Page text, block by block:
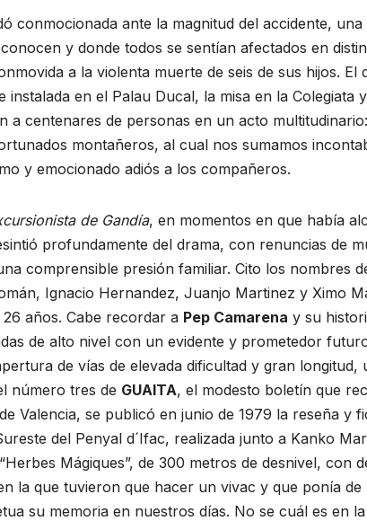
conmocionada ante la magnitud del accidente,
y donde todos se sentían afectados en
a la violenta muerte de seis de sus hijos. El
instalada en el Palau Ducal, la misa en la Colegiata
a centenares de personas en un acto
montañeros, al cual nos sumamos
y emocionado adiós a los compañeros.
de Gandía, en momentos en que había
profundamente del drama, con renuncias de
comprensible presión familiar. Cito los nombres
Ignacio Hernandez, Juanjo Martinez y Ximo
años. Cabe recordar a Pep Camarena y su
de alto nivel con un evidente y prometedor
de vías de elevada dificultad y gran longitud,
número tres de GUAITA, el modesto boletín que
Valencia, se publicó en junio de 1979 la reseña y
del Penyal d´Ifac, realizada junto a Kanko
Mágiques”, de 300 metros de desnivel, con
la que tuvieron que hacer un vivac y que ponía de
su memoria en nuestros días. No se cuál es en